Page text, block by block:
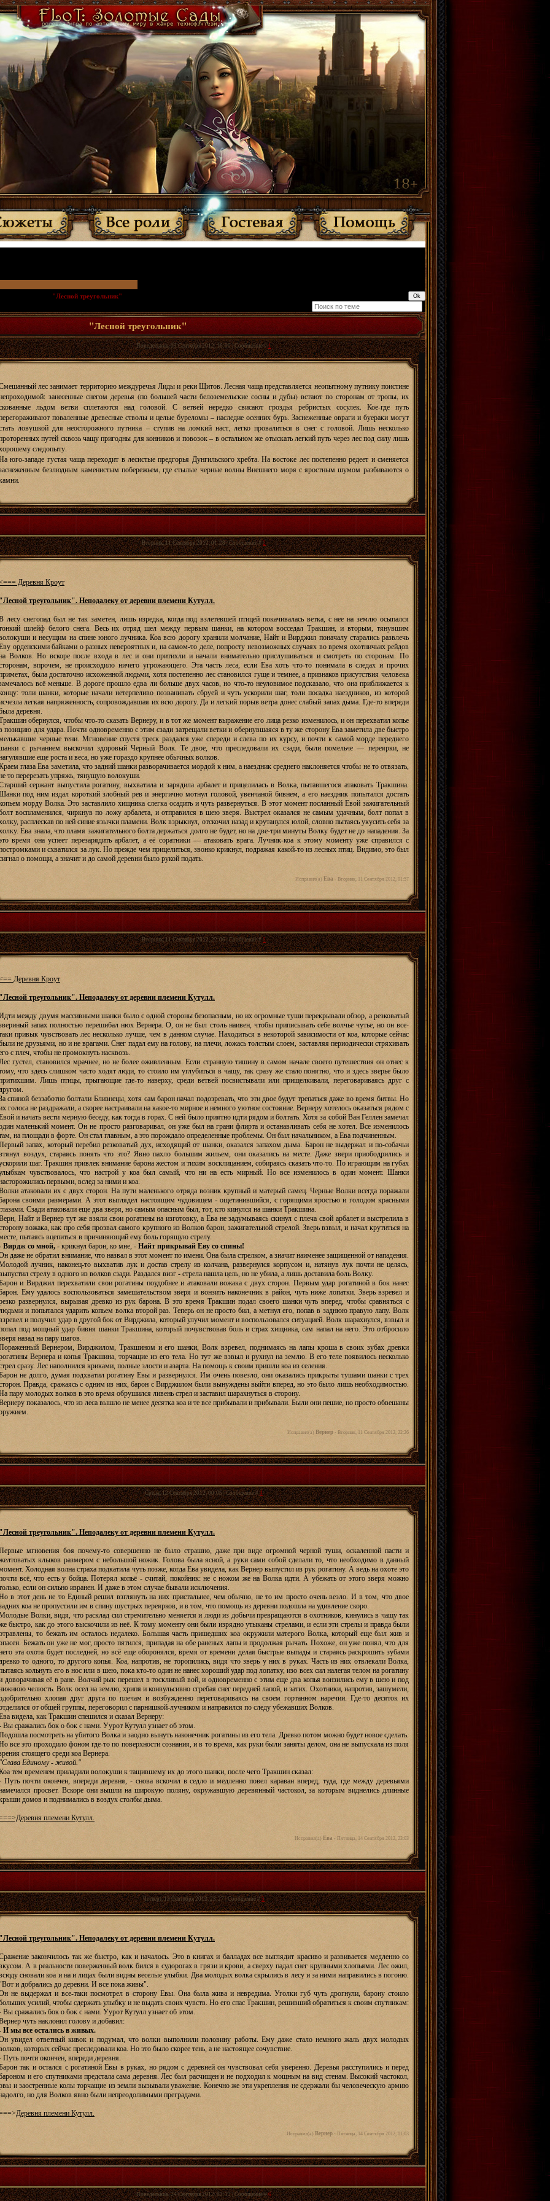
"Лесной треугольник"
"Лесной треугольник"
Понедельник, 03 Сентября 2012, 16:00 | Сообщение #1
лес занимает территорию междуречья Лиды и реки Щитов. Лесная чаща представляется неопытному путнику поистине
занесенные снегом деревья (по большей части белоземельские сосны и дубы) встают по сторонам от тропы, их
льдом ветви сплетаются над головой. С ветвей нередко свисают гроздья ребристых сосулек. Кое-где путь
поваленные древесные стволы и целые буреломы – наследие осенних бурь. Заснеженные овраги и буераки могут
ловушкой для неосторожного путника – ступив на ломкий наст, легко провалиться в снег с головой. Лишь несколько
путей сквозь чащу пригодны для конников и повозок – в остальном же отыскать легкий путь через лес под силу лишь
следопыту.
юго-западе густая чаща переходит в лесистые предгорья Дунгильского хребта. На востоке лес постепенно редеет и сменяется
безлюдным каменистым побережьем, где стылые черные волны Внешнего моря с яростным шумом разбиваются о
Вторник, 11 Сентября 2012, 01:28 | Сообщение #2
Деревня Кроут
треугольник". Неподалеку от деревни племени Кутулл.
лесу снегопад был не так заметен, лишь изредка, когда под взлетевшей птицей покачивалась ветка, с нее на землю осыпался
шлейф белого снега. Весь их отряд шел между первым шанки, на котором восседал Тракшин, и вторым, тянувшим
и несущим на спине юного лучника. Коа всю дорогу хранили молчание, Найт и Вирджил поначалу старались развлечь
орденскими байками о разных невероятных и, на самом-то деле, попросту невозможных случаях во время охотничьих рейдов
Волков. Но вскоре после входа в лес и они притихли и начали внимательно прислушиваться и смотреть по сторонам. По
впрочем, не происходило ничего угрожающего. Эта часть леса, если Ева хоть что-то понимала в следах и прочих
была достаточно исхоженной людьми, хотя постепенно лес становился гуще и темнее, а признаков присутствия человека
всё меньше. В дороге прошло едва ли больше двух часов, но что-то неуловимое подсказало, что она приближается к
толи шанки, которые начали нетерпеливо позванивать сбруей и чуть ускорили шаг, толи посадка наездников, из которой
легкая напряженность, сопровождавшая их всю дорогу. Да и легкий порыв ветра донес слабый запах дыма. Где-то впереди
деревня.
обернулся, чтобы что-то сказать Вернеру, и в тот же момент выражение его лица резко изменилось, и он перехватил копье
позицию для удара. Почти одновременно с этим сзади затрещали ветки и обернувшаяся в ту же сторону Ева заметила две быстро
черные тени. Мгновение спустя треск раздался уже спереди и слева по их курсу, и почти к самой морде переднего
с рычанием выскочил здоровый Черный Волк. Те двое, что преследовали их сзади, были помельче — переярки, не
еще роста и веса, но уже гораздо крупнее обычных волков.
глаза Ева заметила, что задний шанки разворачивается мордой к ним, а наездник среднего наклоняется чтобы не то отвязать,
то перерезать упряжь, тянущую волокуши.
сержант выпустила рогатину, выхватила и зарядила арбалет и прицелилась в Волка, пытавшегося атаковать Тракшина.
под ним издал короткий злобный рев и энергично мотнул головой, увенчаной бивнем, а его наездник попытался достать
морду Волка. Это заставлило хищника слегка осадить и чуть развернуться. В этот момент посланный Евой зажигательный
воспламенился, чиркнув по ложу арбалета, и отправился в шею зверя. Выстрел оказался не самым удачным, болт попал в
расплескав по ней синие язычки пламени. Волк взрыкнул, отскочил назад и крутанулся юлой, словно пытаясь укусить себя за
Ева знала, что пламя зажигательного болта держаться долго не будет, но на две-три минуты Волку будет не до нападения. За
время она успеет перезарядить арбалет, а её соратники — атаковать врага. Лучник-коа к этому моменту уже справился с
и схватился за лук. Но прежде чем прицелиться, звонко крикнул, подражая какой-то из лесных птиц. Видимо, это был
о помощи, а значит и до самой деревни было рукой подать.
Исправил(а) Ева - Вторник, 11 Сентября 2012, 01:57
Вторник, 11 Сентября 2012, 22:06 | Сообщение #3
Деревня Кроут
треугольник". Неподалеку от деревни племени Кутулл.
между двумя массивными шанки было с одной стороны безопасным, но их огромные туши перекрывали обзор, а резковатый
запах полностью перешибал нюх Вернера. О, он не был столь наивен, чтобы приписывать себе волчье чутье, но он все-
привык чувствовать лес несколько лучше, чем в данном случае. Находиться в некоторой зависимости от коа, которые сейчас
не друзьями, но и не врагами. Снег падал ему на голову, на плечи, ложась толстым слоем, заставляя периодически стряхивать
с плеч, чтобы не промокнуть насквозь.
густел, становился мрачнее, но не более оживленным. Если странную тишину в самом начале своего путешествия он отнес к
что здесь слишком часто ходят люди, то стоило им углубиться в чащу, так сразу же стало понятно, что и здесь зверье было
Лишь птицы, прыгающие где-то наверху, среди ветвей посвистывали или прищелкивали, переговариваясь друг с
спиной беззаботно болтали Близнецы, хотя сам барон начал подозревать, что эти двое будут трепаться даже во время битвы. Но
голоса не раздражали, а скорее настраивали на какое-то мирное и немного уютное состояние. Вернеру хотелось оказаться рядом с
и начать вести мерную беседу, как тогда в горах. С ней было приятно идти рядом и болтать. Хотя за собой Ван Геллен замечал
маленький момент. Он не просто разговаривал, он уже был на грани флирта и останавливать себя не хотел. Все изменилось
на площади в форте. Он стал главным, а это порождало определенные проблемы. Он был начальником, а Ева подчиненным.
запах, который перебил резковатый дух, исходящий от шанки, оказался запахом дыма. Барон не выдержал и по-собачьи
воздух, стараясь понять что это? Явно пахло большим жильем, они оказались на месте. Даже звери приободрились и
шаг. Тракшин привлек внимание барона жестом и тихим восклицанием, собираясь сказать что-то. По играющим на губах
чувствовалось, что настрой у коа был самый, что ни на есть мирный. Но все изменилось в один момент. Шанки
первыми, вслед за ними и коа.
атаковали их с двух сторон. На пути маленького отряда возник крупный и матерый самец. Черные Волки всегда поражали
своими размерами. А этот выглядел настоящим чудовищем - ощетинившийся, с горящими яростью и голодом красными
Сзади атаковали еще два зверя, но самым опасным был, тот, кто кинулся на шанки Тракшина.
Найт и Вернер тут же взяли свои рогатины на изготовку, а Ева не задумываясь скинул с плеча свой арбалет и выстрелила в
вожака, как про себя прозвал самого крупного из Волков барон, зажигательной стрелой. Зверь взвыл, и начал крутиться на
пытаясь вцепиться в причиняющий ему боль горящую стрелу.
Вирдж со мной, - крикнул барон, ко мне, - Найт прикрывай Еву со спины!
даже не обратил внимание, что назвал в этот момент по имени. Она была стрелком, а значит наименее защищенной от нападения.
лучник, наконец-то выхватив лук и достав стрелу из колчана, развернулся корпусом и, натянув лук почти не целясь,
стрелу в одного из волков сзади. Раздался визг - стрела нашла цель, но не убила, а лишь доставила боль Волку.
и Вирджил перехватили свои рогатины поудобнее и атаковали вожака с двух сторон. Первым удар рогатиной в бок нанес
Ему удалось воспользоваться замешательством зверя и вонзить наконечник в район, чуть ниже лопатки. Зверь взревел и
развернулся, вырывая древко из рук барона. В это время Тракшин подал своего шанки чуть вперед, чтобы сравняться с
и попытался ударить копьем волка второй раз. Теперь он не просто бил, а метнул его, попав в заднюю правую лапу. Волк
и получил удар в другой бок от Вирджила, который улучил момент и воспользовался ситуацией. Волк шарахнулся, взвыл и
под мощный удар бивня шанки Тракшина, который почувствовав боль и страх хищника, сам напал на него. Это отбросило
назад на пару шагов.
Вернером, Вирджилом, Тракшином и его шанки, Волк взревел, поднимаясь на лапы кроша в своих зубах древки
Вернера и копья Тракшина, торчащие из его тела. Но тут же взвыл и рухнул на землю. В его теле появилось несколько
сразу. Лес наполнился криками, полные злости и азарта. На помощь к своим пришли коа из селения.
не долго, думая подхватил рогатину Евы и развернулся. Им очень повезло, они оказались прикрыты тушами шанки с трех
Правда, сражаясь с одним из них, барон с Вирджилом были вынуждены выйти вперед, но это было лишь необходимостью.
пару молодых волков в это время обрушился ливень стрел и заставил шарахнуться в сторону.
показалось, что из леса вышло не менее десятка коа и те все прибывали и прибывали. Были они пешие, но просто обвешаны
Исправил(а) Вернер - Вторник, 11 Сентября 2012, 22:26
Среда, 12 Сентября 2012, 00:05 | Сообщение #4
треугольник". Неподалеку от деревни племени Кутулл.
мгновения боя почему-то совершенно не было страшно, даже при виде огромной черной туши, оскаленной пасти и
клыков размером с небольшой ножик. Голова была ясной, а руки сами собой сделали то, что необходимо в данный
Холодная волна страха подкатила чуть позже, когда Ева увидела, как Вернер выпустил из рук рогатину. А ведь на охоте это
всё, что есть у бойца. Потерял копьё - считай, покойник: не с ножом же на Волка идти. А убежать от этого зверя можно
если он сильно изранен. И даже в этом случае бывали исключения.
в этот день не то Единый решил взглянуть на них пристальнее, чем обычно, не то им просто очень везло. И в том, что двое
коа не пропустили им в спину шустрых переярков, и в том, что помощь из деревни подошла на удивление скоро.
Волки, видя, что расклад сил стремительно меняется и люди из добычи превращаются в охотников, кинулись в чащу так
быстро, как до этого выскочили из неё. К тому моменту они были изрядно утыканы стрелами, и если эти стрелы и правда были
то бежать им осталось недалеко. Большая часть пришедших коа окружили матерого Волка, который еще был жив и
Бежать он уже не мог, просто пятился, припадая на обе раненых лапы и продолжая рычать. Похоже, он уже понял, что для
эта охота будет последней, но всё еще оборонялся, время от времени делая быстрые выпады и стараясь раскрошить зубами
то одного, то другого копья. Коа, напротив, не торопились, видя что зверь у них в руках. Часть из них отвлекали Волка,
кольнуть его в нос или в шею, пока кто-то один не нанес хороший удар под лопатку, изо всех сил налегая телом на рогатину
доворачивая её в ране. Волчий рык перешел в тоскливый вой, и одновременно с этим еще два копья вонзились ему в шею и под
челюсть. Волк осел на землю, хрипя и конвульсивно сгребая снег передней лапой, и затих. Охотники, напротив, зашумели,
хлопая друг друга по плечам и возбужденно переговариваясь на своем гортанном наречии. Где-то десяток их
от общей группы, переговорил с парнишкой-лучником и направился по следу убежавших Волков.
видела, как Тракшин спешился и сказал Вернеру:
Вы сражались бок о бок с нами. Уурот Кутулл узнает об этом.
посмотреть на убитого Волка и заодно вынуть наконечник рогатины из его тела. Древко потом можно будет новое сделать.
все это проходило фоном где-то по поверхности сознания, и в то время, как руки были заняты делом, она не выпускала из поля
стоящего среди коа Вернера.
Единому - живой."
тем временем приладили волокуши к тащившему их до этого шанки, после чего Тракшин сказал:
Путь почти окончен, впереди деревня, - снова вскочил в седло и медленно повел караван вперед, туда, где между деревьями
просвет. Вскоре они вышли на широкую поляну, окружавшую деревянный частокол, за которым виднелись длинные
домов и поднимались в воздух столбы дыма.
племени Кутулл.
Исправил(а) Ева - Пятница, 14 Сентября 2012, 23:03
Четверг, 13 Сентября 2012, 23:27 | Сообщение #5
треугольник". Неподалеку от деревни племени Кутулл.
закончилось так же быстро, как и началось. Это в книгах и балладах все выглядит красиво и развивается медленно со
А в реальности поверженный волк бился в судорогах в грязи и крови, а сверху падал снег крупными хлопьями. Лес ожил,
сновали коа и на и лицах были видны веселые улыбки. Два молодых волка скрылись в лесу и за ними направились в погоню.
и добрались до деревни. И все пока живы".
не выдержал и все-таки посмотрел в сторону Евы. Она была жива и невредима. Уголки губ чуть дрогнули, барону стоило
усилий, чтобы сдержать улыбку и не выдать своих чувств. Но его спас Тракшин, решивший обратиться к своим спутникам:
Вы сражались бок о бок с нами. Уурот Кутулл узнает об этом.
чуть наклонил голову и добавил:
И мы все остались в живых.
увидел ответный кивок и подумал, что волки выполнили половину работы. Ему даже стало немного жаль двух молодых
которых сейчас преследовали коа. Но это было скорее тень, а не настоящее сочувствие.
Путь почти окончен, впереди деревня.
так и остался с рогатиной Евы в руках, но рядом с деревней он чувствовал себя уверенно. Деревья расступились и перед
и его спутниками предстала сама деревня. Лес был расчищен и не подходил к мощным на вид стенам. Высокий частокол,
и заостренные колы торчащие из земли вызывали уважение. Конечно же эти укрепления не сдержали бы человеческую армию
но для Волков явно были непреодолимыми преградами.
Деревня племени Кутулл.
Исправил(а) Вернер - Пятница, 14 Сентября 2012, 01:03
Понедельник, 24 Сентября 2012, 02:13 | Сообщение #6